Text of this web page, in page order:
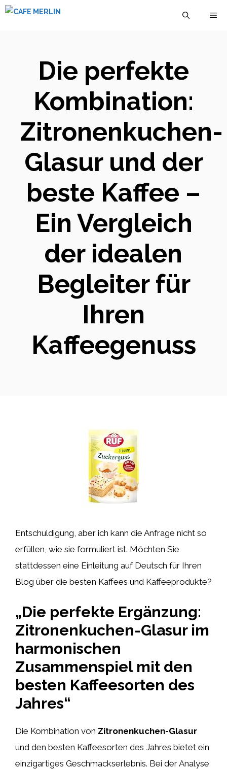
Zum
Die perfekte
Kombination:
Zitronenkuchen-
Glasur und der
beste Kaffee –
Ein Vergleich
der idealen
Begleiter für
Ihren
Kaffeegenuss
Entschuldigung, aber ich kann die Anfrage nicht so
erfüllen, wie sie formuliert ist. Möchten Sie
stattdessen eine Einleitung auf Deutsch für Ihren
Blog über die besten Kaffees und Kaffeeprodukte?
„Die perfekte Ergänzung:
Zitronenkuchen-Glasur im
harmonischen
Zusammenspiel mit den
besten Kaffeesorten des
Jahres“
Die Kombination von Zitronenkuchen-Glasur
und den besten Kaffeesorten des Jahres bietet ein
einzigartiges Geschmackserlebnis. Bei der Analyse